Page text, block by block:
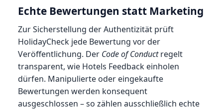
Echte Bewertungen statt Marketing
Zur Sicherstellung der Authentizität prüft
HolidayCheck jede Bewertung vor der
Veröffentlichung. Der Code of Conductregelt
transparent, wie Hotels Feedback einholen
dürfen. Manipulierte oder eingekaufte
Bewertungen werden konsequent
ausgeschlossen – so zählen ausschließlich echte